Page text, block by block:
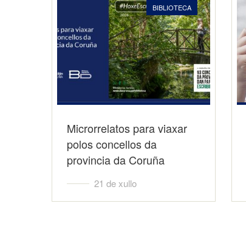
BIBLIOTECA
Microrrelatos para viaxar
polos concellos da
provincia da Coruña
21 de xullo